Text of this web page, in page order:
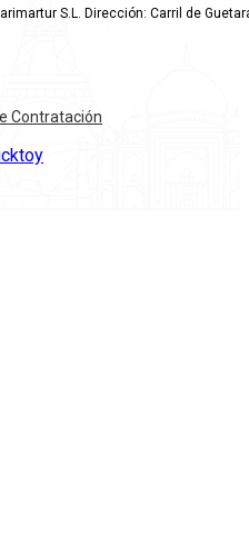
S.L. Dirección: Carril de
Contratación